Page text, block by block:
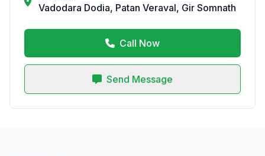
Vadodara Dodia, Patan Veraval, Gir Somnath
Call Now
Send Message